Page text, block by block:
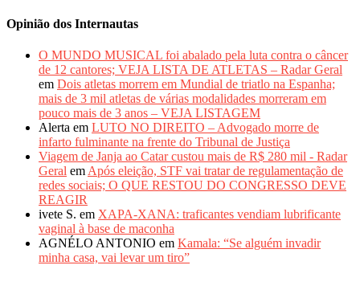
Opinião dos Internautas
O MUNDO MUSICAL foi abalado pela luta contra o câncer
de 12 cantores; VEJA LISTA DE ATLETAS – Radar Geral
em Dois atletas morrem em Mundial de triatlo na Espanha;
mais de 3 mil atletas de várias modalidades morreram em
pouco mais de 3 anos – VEJA LISTAGEM
Alerta em LUTO NO DIREITO – Advogado morre de
infarto fulminante na frente do Tribunal de Justiça
Viagem de Janja ao Catar custou mais de R$ 280 mil - Radar
Geral emApós eleição, STF vai tratar de regulamentação de
redes sociais; O QUE RESTOU DO CONGRESSO DEVE
REAGIR
ivete S. em XAPA-XANA: traficantes vendiam lubrificante
vaginal à base de maconha
AGNÉLO ANTONIO em Kamala: “Se alguém invadir
minha casa, vai levar um tiro”